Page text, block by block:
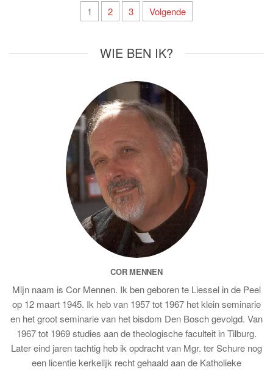
Berichtnavigatie
1 2 3 Volgende
WIE BEN IK?
COR MENNEN
Mijn naam is Cor Mennen. Ik ben geboren te Liessel in de Peel
op 12 maart 1945. Ik heb van 1957 tot 1967 het klein seminarie
en het groot seminarie van het bisdom Den Bosch gevolgd. Van
1967 tot 1969 studies aan de theologische faculteit in Tilburg.
Later eind jaren tachtig heb ik opdracht van Mgr. ter Schure nog
een licentie kerkelijk recht gehaald aan de Katholieke